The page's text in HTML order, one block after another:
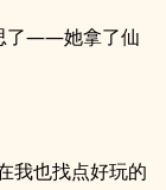
了——她拿了仙
我也找点好玩的